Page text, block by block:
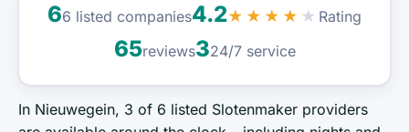
66 listed companies4.2★★★★★ Rating
65reviews324/7 service
In Nieuwegein, 3 of 6 listed Slotenmaker providers